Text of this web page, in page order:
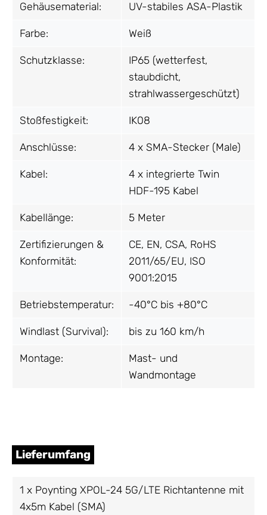
Gehäusematerial: UV-stabiles ASA-Plastik
Farbe: Weiß
Schutzklasse:
IP65 (wetterfest,
staubdicht,
strahlwassergeschützt)
Stoßfestigkeit: IK08
Anschlüsse: 4 x SMA-Stecker (Male)
Kabel:
4 x integrierte Twin
HDF-195 Kabel
Kabellänge: 5 Meter
Zertifizierungen &
Konformität:
CE, EN, CSA, RoHS
2011/65/EU, ISO
9001:2015
Betriebstemperatur: -40°C bis +80°C
Windlast (Survival): bis zu 160 km/h
Montage:
Mast- und
Wandmontage
Lieferumfang
1 x Poynting XPOL-24 5G/LTE Richtantenne mit
4x5m Kabel (SMA)